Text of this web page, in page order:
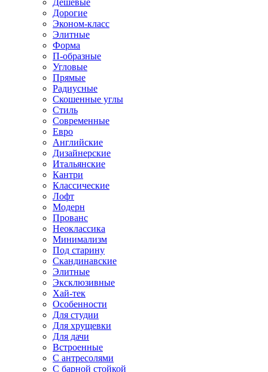
Дешевые
Дорогие
Эконом-класс
Элитные
Форма
П-образные
Угловые
Прямые
Радиусные
Скошенные углы
Стиль
Современные
Евро
Английские
Дизайнерские
Итальянские
Кантри
Классические
Лофт
Модерн
Прованс
Неоклассика
Минимализм
Под старину
Скандинавские
Элитные
Эксклюзивные
Хай-тек
Особенности
Для студии
Для хрущевки
Для дачи
Встроенные
С антресолями
С барной стойкой